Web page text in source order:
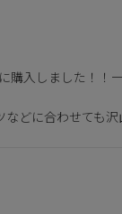
購入しました！！
などに合わせても